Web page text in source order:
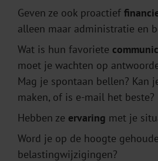
Geven ze ook proactief
alleen maar administratie en
Wat is hun favoriete
moet je wachten op
Mag je spontaan bellen? Kan
maken, of is e-mail het beste?
Hebben ze ervaring met je
Word je op de hoogte
belastingwijzigingen?